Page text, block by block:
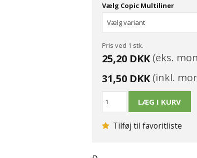
Vælg Copic Multiliner
Pris ved 1 stk.
25,20 DKK(eks.
31,50 DKK(inkl.
Tilføj til favoritliste